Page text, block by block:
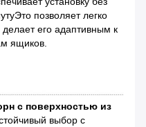
позволяет легко
его адаптивным к
ящиков.
с поверхностью из
выбор с